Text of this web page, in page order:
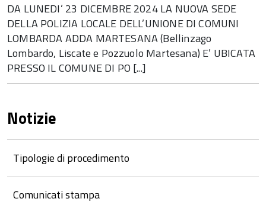
DA LUNEDI’ 23 DICEMBRE 2024 LA NUOVA SEDE
DELLA POLIZIA LOCALE DELL’UNIONE DI COMUNI
LOMBARDA ADDA MARTESANA (Bellinzago
Lombardo, Liscate e Pozzuolo Martesana) E’ UBICATA
PRESSO IL COMUNE DI PO [...]
Notizie
Tipologie di procedimento
Comunicati stampa